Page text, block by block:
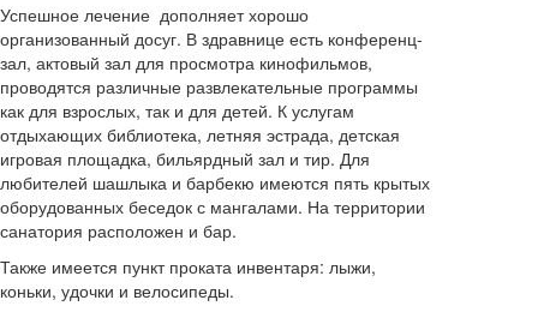
Успешное лечение дополняет хорошо
организованный досуг. В здравнице есть конференц-
зал, актовый зал для просмотра кинофильмов,
проводятся различные развлекательные программы
как для взрослых, так и для детей. К услугам
отдыхающих библиотека, летняя эстрада, детская
игровая площадка, бильярдный зал и тир. Для
любителей шашлыка и барбекю имеются пять крытых
оборудованных беседок с мангалами. На территории
санатория расположен и бар.
Также имеется пункт проката инвентаря: лыжи,
коньки, удочки и велосипеды.